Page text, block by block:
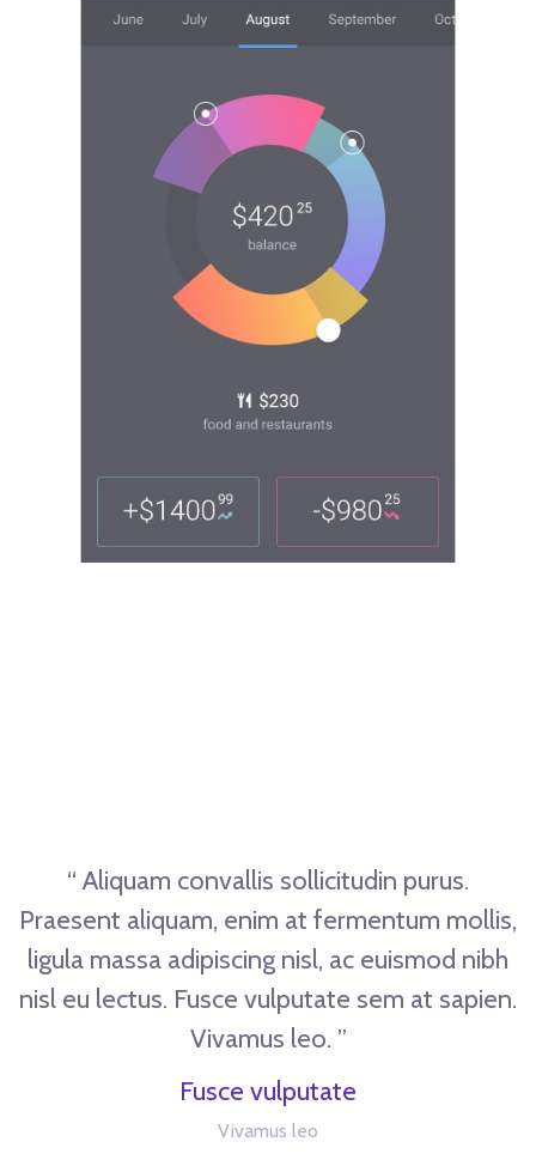
“ Aliquam convallis sollicitudin purus.
Praesent aliquam, enim at fermentum mollis,
ligula massa adipiscing nisl, ac euismod nibh
nisl eu lectus. Fusce vulputate sem at sapien.
Vivamus leo. ”
Fusce vulputate
Vivamus leo